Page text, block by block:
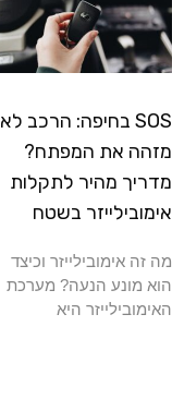
SOS בחיפה: הרכב לא
מזהה את המפתח?
מדריך מהיר לתקלות
אימובילייזר בשטח
מה זה אימובילייזר וכיצד
הוא מונע הנעה? מערכת
האימובילייזר היא